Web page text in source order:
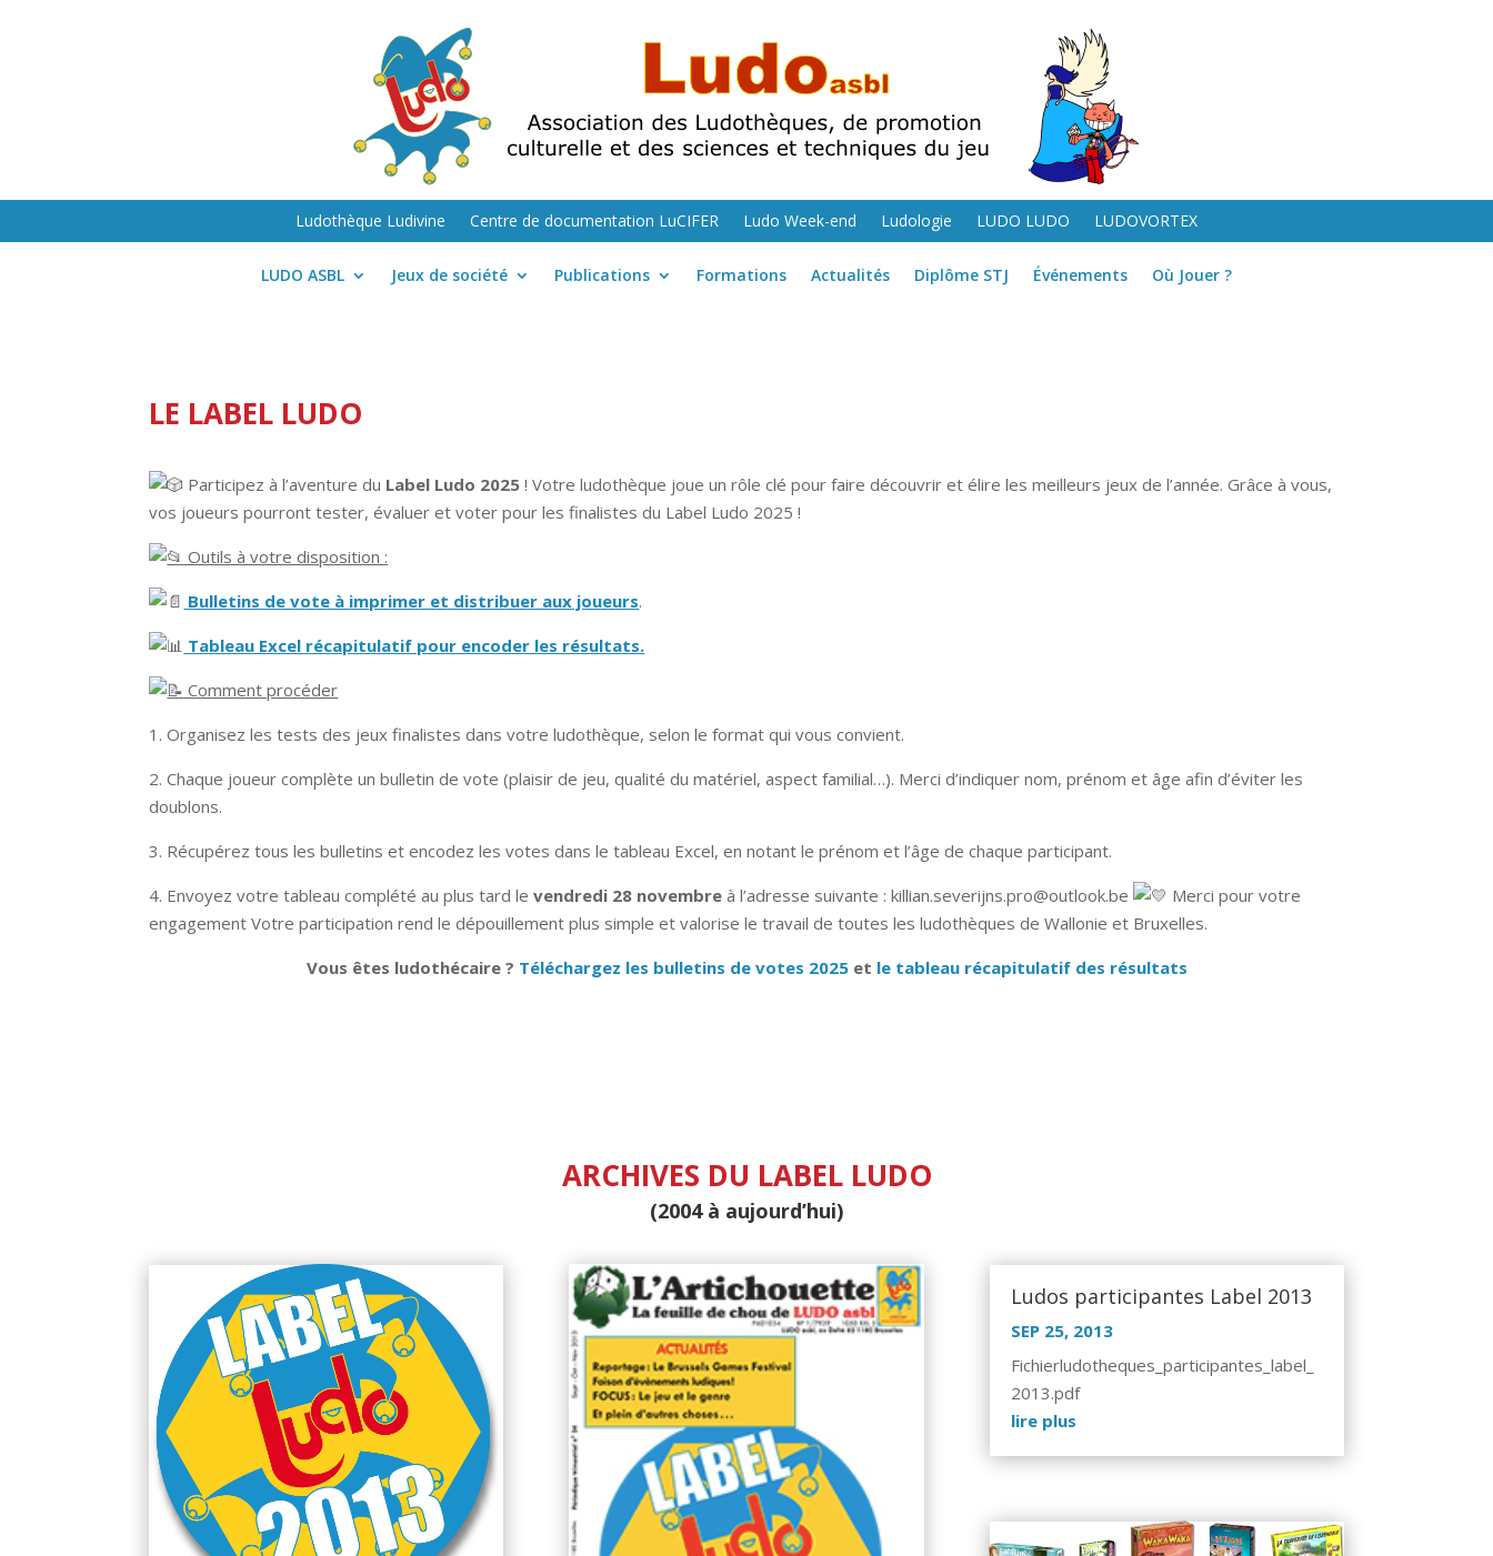
Ludothèque Ludivine Centre de documentation LuCIFER Ludo Week-end Ludologie LUDO LUDO LUDOVORTEX
LUDO ASBL Jeux de société Publications Formations Actualités Diplôme STJ Événements Où Jouer ?
LE LABEL LUDO
Participez à l’aventure du Label Ludo 2025 ! Votre ludothèque joue un rôle clé pour faire découvrir et élire les meilleurs jeux de l’année. Grâce à vous,
vos joueurs pourront tester, évaluer et voter pour les finalistes du Label Ludo 2025 !
Outils à votre disposition :
Bulletins de vote à imprimer et distribuer aux joueurs.
Tableau Excel récapitulatif pour encoder les résultats.
Comment procéder
1. Organisez les tests des jeux finalistes dans votre ludothèque, selon le format qui vous convient.
2. Chaque joueur complète un bulletin de vote (plaisir de jeu, qualité du matériel, aspect familial…). Merci d’indiquer nom, prénom et âge afin d’éviter les
doublons.
3. Récupérez tous les bulletins et encodez les votes dans le tableau Excel, en notant le prénom et l’âge de chaque participant.
4. Envoyez votre tableau complété au plus tard levendredi 28 novembre à l’adresse suivante : killian.severijns.pro@outlook.be
Merci pour votre
engagement Votre participation rend le dépouillement plus simple et valorise le travail de toutes les ludothèques de Wallonie et Bruxelles.
Vous êtes ludothécaire ? Téléchargez les bulletins de votes 2025et le tableau récapitulatif des résultats
ARCHIVES DU LABEL LUDO
(2004 à aujourd’hui)
Ludos participantes Label 2013
SEP 25, 2013
Fichierludotheques_participantes_label_
2013.pdf
lire plus